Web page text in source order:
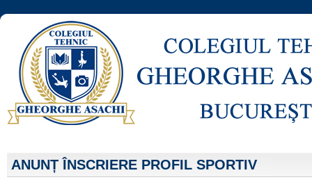
ANUNȚ ÎNSCRIERE PROFIL SPORTIV